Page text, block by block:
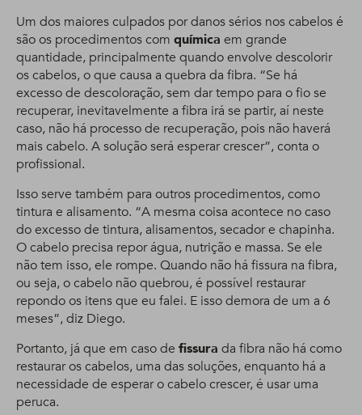
Um dos maiores culpados por danos sérios nos cabelos é
são os procedimentos com química em grande
quantidade, principalmente quando envolve descolorir
os cabelos, o que causa a quebra da fibra. “Se há
excesso de descoloração, sem dar tempo para o fio se
recuperar, inevitavelmente a fibra irá se partir, aí neste
caso, não há processo de recuperação, pois não haverá
mais cabelo. A solução será esperar crescer”, conta o
profissional.
Isso serve também para outros procedimentos, como
tintura e alisamento. “A mesma coisa acontece no caso
do excesso de tintura, alisamentos, secador e chapinha.
O cabelo precisa repor água, nutrição e massa. Se ele
não tem isso, ele rompe. Quando não há fissura na fibra,
ou seja, o cabelo não quebrou, é possível restaurar
repondo os itens que eu falei. E isso demora de um a 6
meses”, diz Diego.
Portanto, já que em caso de fissura da fibra não há como
restaurar os cabelos, uma das soluções, enquanto há a
necessidade de esperar o cabelo crescer, é usar uma
peruca.